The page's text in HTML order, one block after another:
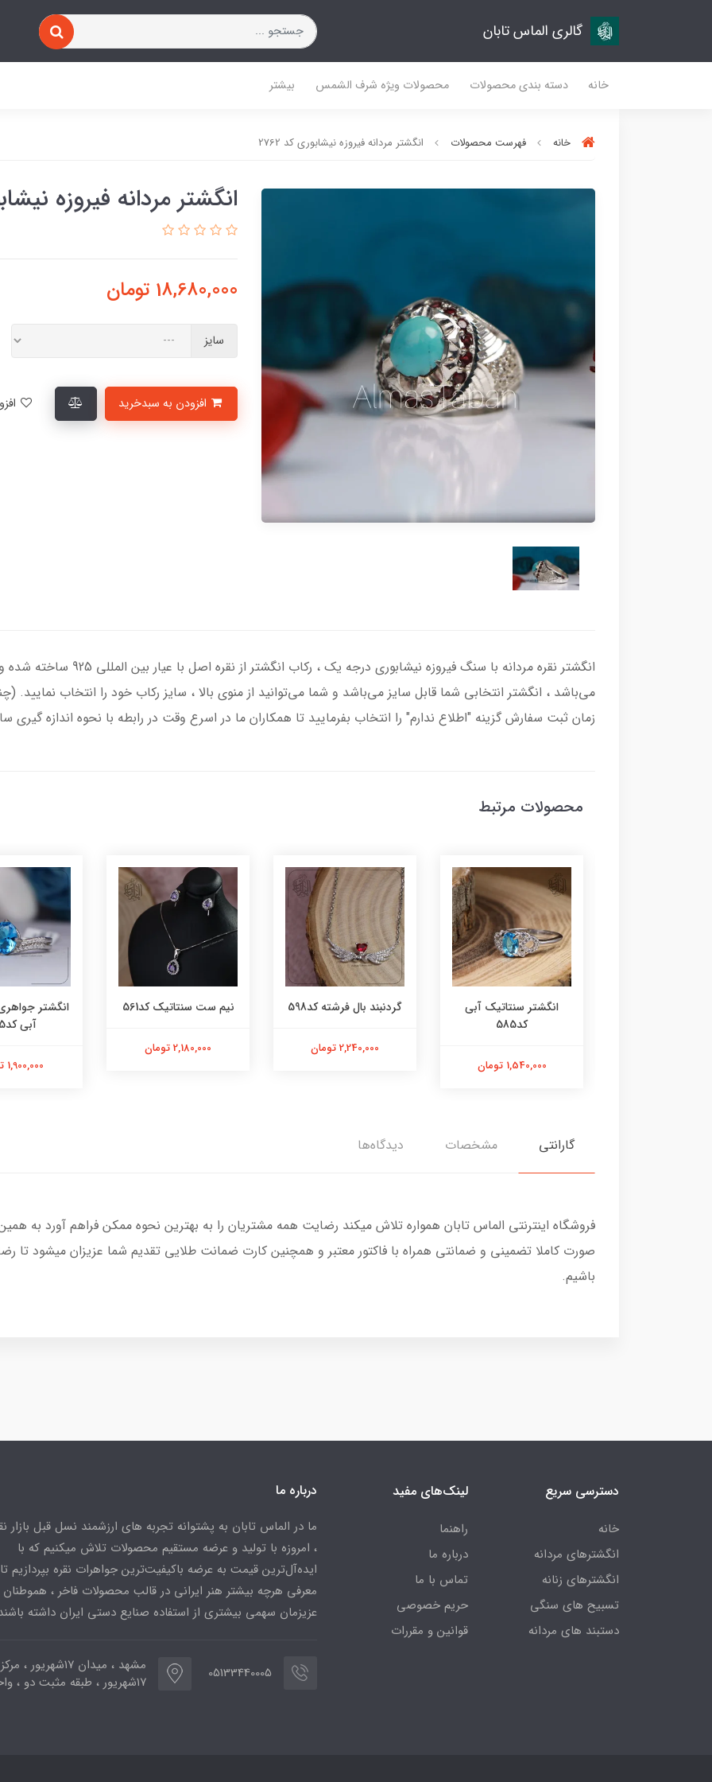
گالری الماس تابان
خانه دسته بندی محصولات محصولات ویژه شرف الشمس بیشتر
خانه فهرست محصولات انگشتر مردانه فیروزه نیشابوری کد 2762
انگشتر مردانه فیروزه
18,680,000 تومان
سایز
انگشتر نقره مردانه با سنگ فیروزه
می‌باشد ، انگشتر انتخابی شما قابل سایز می‌باشد و شما می‌توانید از منوی بالا ، سایز رکاب خود را انتخاب نمایید.
زمان ثبت سفارش گزینه "اطلاع ندارم" را انتخاب بفرمایید تا همکاران ما در اسرع وقت در رابطه با نحوه اندازه گیری
محصولات مرتبط
انگشتر سنتاتیک آبی
کد585
1,540,000 تومان
گردنبند بال فرشته کد598
2,240,000 تومان
نیم ست سنتاتیک کد561
2,180,000 تومان
انگشتر
آبی کد565
1,900,000 تومان
گارانتی مشخصات دیدگاه‌ها
فروشگاه اینترنتی الماس تابان همواره تلاش میکند رضایت همه مشتریان را به بهترین نحوه ممکن فراهم آورد به
صورت کاملا تضمینی و ضمانتی همراه با فاکتور معتبر و همچنین کارت ضمانت طلایی تقدیم شما عزیزان میشود تا
باشیم.
دسترسی سریع
خانه
انگشترهای مردانه
انگشترهای زنانه
تسبیح های سنگی
دستبند های مردانه
لینک‌های مفید
راهنما
درباره ما
تماس با ما
حریم خصوصی
قوانین و مقررات
درباره ما
ما در الماس تابان به پشتوانه تجربه های ارزشمند نسل قبل بازار
، امروزه با تولید و عرضه مستقیم محصولات تلاش میکنیم که با
ایده‌آل‌ترین قیمت به عرضه باکیفیت‌ترین جواهرات نقره بپردازیم تا
معرفی هرچه بیشتر هنر ایرانی در قالب محصولات فاخر ، هموطنان
عزیزمان سهمی بیشتری از استفاده صنایع دستی ایران داشته
05133440005
مشهد ، میدان ۱۷شهریور
۱۷شهریور ، طبقه مثبت دو ، واحد ۷۷۳